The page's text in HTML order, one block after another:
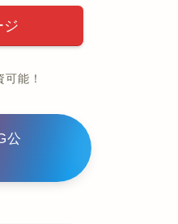
ジ
能！
公